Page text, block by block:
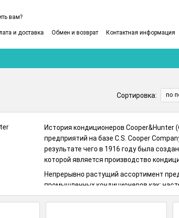
вам?
и доставка Обмен и возврат Контактная информация
Сортировка: по
История кондиционеров
предприятий на базе C.S. Cooper
результате чего в 1916 году была
которой является производство
Непрерывно растущий ассортимент
промышленных кондиционеров как:
мобильные, кассетные и канальные